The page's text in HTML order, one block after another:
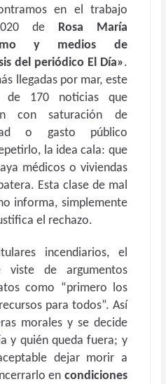
en el trabajo
de Rosa María
y medios de
del periódico El Día».
llegadas por mar, este
de 170 noticias que
con saturación de
o gasto público
la idea cala: que
médicos o viviendas
Esta clase de mal
informa, simplemente
el rechazo.
incendiarios, el
viste de argumentos
como “primero los
para todos”. Así
morales y se decide
y quién queda fuera; y
dejar morir a
en condiciones